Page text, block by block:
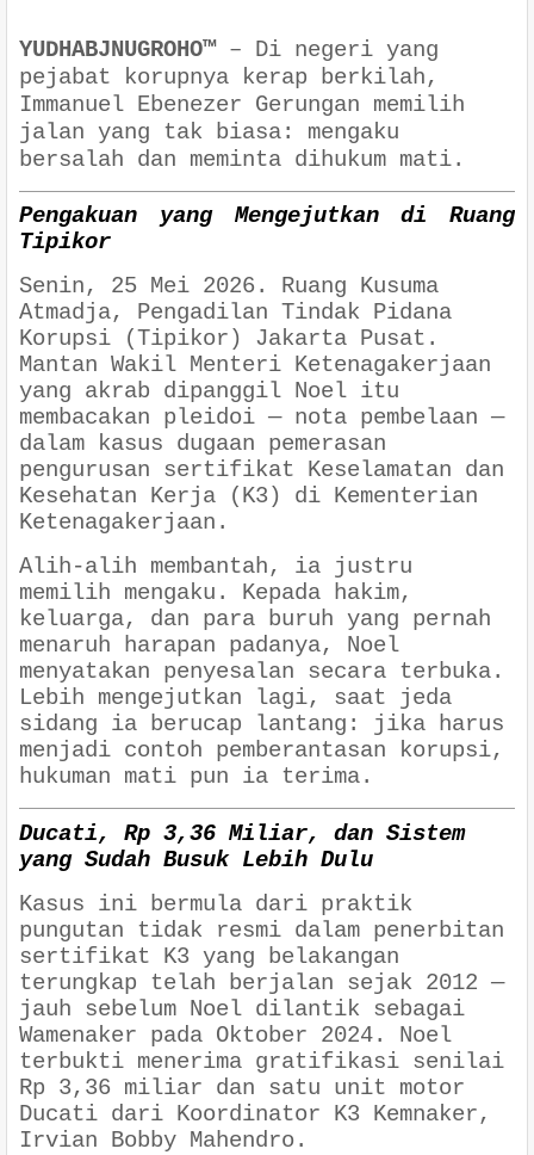
YUDHABJNUGROHO™– Di negeri yang
pejabat korupnya kerap berkilah,
Immanuel Ebenezer Gerungan memilih
jalan yang tak biasa: mengaku
bersalah dan meminta dihukum mati.
Pengakuan yang Mengejutkan di Ruang
Tipikor
Senin, 25 Mei 2026. Ruang Kusuma
Atmadja, Pengadilan Tindak Pidana
Korupsi (Tipikor) Jakarta Pusat.
Mantan Wakil Menteri Ketenagakerjaan
yang akrab dipanggil Noel itu
membacakan pleidoi — nota pembelaan —
dalam kasus dugaan pemerasan
pengurusan sertifikat Keselamatan dan
Kesehatan Kerja (K3) di Kementerian
Ketenagakerjaan.
Alih-alih membantah, ia justru
memilih mengaku. Kepada hakim,
keluarga, dan para buruh yang pernah
menaruh harapan padanya, Noel
menyatakan penyesalan secara terbuka.
Lebih mengejutkan lagi, saat jeda
sidang ia berucap lantang: jika harus
menjadi contoh pemberantasan korupsi,
hukuman mati pun ia terima.
Ducati, Rp 3,36 Miliar, dan Sistem
yang Sudah Busuk Lebih Dulu
Kasus ini bermula dari praktik
pungutan tidak resmi dalam penerbitan
sertifikat K3 yang belakangan
terungkap telah berjalan sejak 2012 —
jauh sebelum Noel dilantik sebagai
Wamenaker pada Oktober 2024. Noel
terbukti menerima gratifikasi senilai
Rp 3,36 miliar dan satu unit motor
Ducati dari Koordinator K3 Kemnaker,
Irvian Bobby Mahendro.